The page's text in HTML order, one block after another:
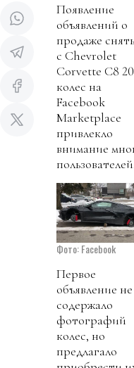
Появление
объявлений о
продаже
с Chevrolet
Corvette C8
колес на
Facebook
Marketplace
привлекло
внимание
Фото: Facebook
Первое
объявление не
содержало
фотографий
колес, но
предлагало